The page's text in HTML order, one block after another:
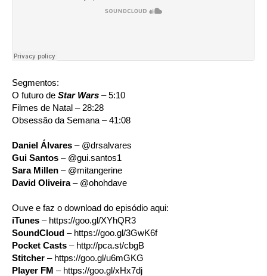
Segmentos:
O futuro de Star Wars – 5:10
Filmes de Natal – 28:28
Obsessão da Semana – 41:08
Daniel Álvares – @drsalvares
Gui Santos – @gui.santos1
Sara Millen – @mitangerine
David Oliveira– @ohohdave
Ouve e faz o download do episódio aqui:
iTunes – https://goo.gl/XYhQR3
SoundCloud – https://goo.gl/3GwK6f
Pocket Casts – http://pca.st/cbgB
Stitcher – https://goo.gl/u6mGKG
Player FM – https://goo.gl/xHx7dj